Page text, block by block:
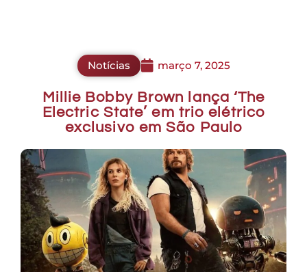
Notícias março 7, 2025
Millie Bobby Brown lança ‘The
Electric State’ em trio elétrico
exclusivo em São Paulo